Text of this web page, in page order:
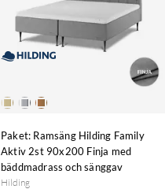
Paket: Ramsäng Hilding Family
Aktiv 2st 90x200 Finja med
bäddmadrass och sänggav
Hilding